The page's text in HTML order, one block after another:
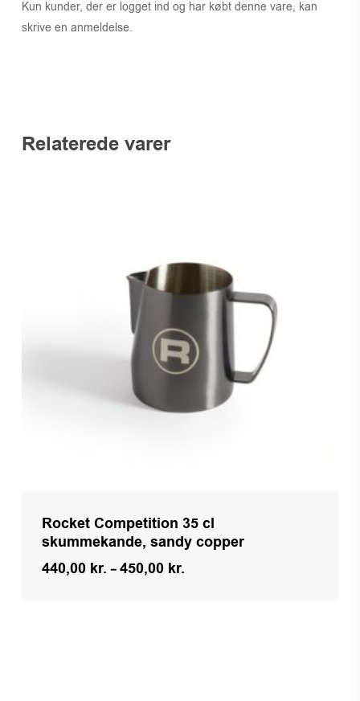
Kun kunder, der er logget ind og har købt denne vare, kan
skrive en anmeldelse.
Relaterede varer
Rocket Competition 35 cl
skummekande, sandy copper
440,00 kr. –450,00 kr.